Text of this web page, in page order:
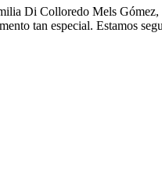
Di Colloredo Mels
tan especial. Estamos